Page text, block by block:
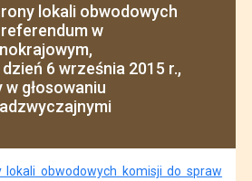
lokali obwodowych
w
6 września 2015 r.,
głosowaniu
lokali obwodowych komisji do spraw